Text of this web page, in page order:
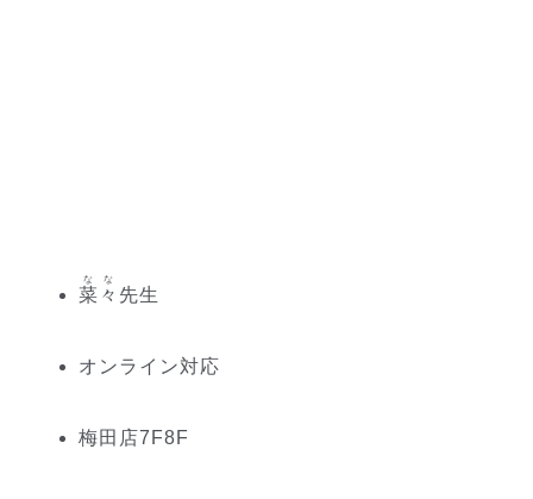
菜々
なな
先生
オンライン対応
梅田 店7 F8F